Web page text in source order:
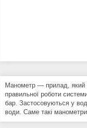
Манометр ― прилад, який
правильної роботи
бар. Застосовуються у
води. Саме такі